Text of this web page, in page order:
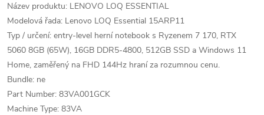
Název produktu: LENOVO LOQ ESSENTIAL
Modelová řada: Lenovo LOQ Essential 15ARP11
Typ / určení: entry-level herní notebook s Ryzenem 7 170, RTX
5060 8GB (65W), 16GB DDR5-4800, 512GB SSD a Windows 11
Home, zaměřený na FHD 144Hz hraní za rozumnou cenu.
Bundle: ne
Part Number: 83VA001GCK
Machine Type: 83VA